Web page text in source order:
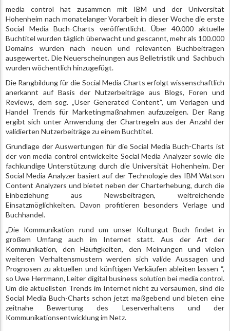
media control hat zusammen mit IBM und der Universität
Hohenheim nach monatelanger Vorarbeit in dieser Woche die erste
Social Media Buch-Charts veröffentlicht. Über 40.000 aktuelle
Buchtitel wurden täglich überwacht und gescannt, mehr als 100.000
Domains wurden nach neuen und relevanten Buchbeiträgen
ausgewertet. Die Neuerscheinungen aus Belletristik und Sachbuch
wurden wöchentlich hinzugefügt.
Die Rangbildung für die Social Media Charts erfolgt wissenschaftlich
anerkannt auf Basis der Nutzerbeiträge aus Blogs, Foren und
Reviews, dem sog. „User Generated Content“, um Verlagen und
Handel Trends für Marketingmaßnahmen aufzuzeigen. Der Rang
ergibt sich unter Anwendung der Chartregeln aus der Anzahl der
validierten Nutzerbeiträge zu einem Buchtitel.
Grundlage der Auswertungen für die Social Media Buch-Charts ist
der von media control entwickelte Social Media Analyzer sowie die
fachkundige Unterstützung durch die Universität Hohenheim. Der
Social Media Analyzer basiert auf der Technologie des IBM Watson
Content Analyzers und bietet neben der Charterhebung, durch die
Einbeziehung aus Newsbeiträgen, weitreichende
Einsatzmöglichkeiten. Davon profitieren besonders Verlage und
Buchhandel.
„Die Kommunikation rund um unser Kulturgut Buch findet in
großem Umfang auch im Internet statt. Aus der Art der
Kommunikation, den Häufigkeiten, den Meinungen und vielen
weiteren Verhaltensmustern werden sich valide Aussagen und
Prognosen zu aktuellen und künftigen Verkäufen ableiten lassen “,
so Uwe Herrmann, Leiter digital business solution bei media control.
Um die aktuellsten Trends im Internet nicht zu versäumen, sind die
Social Media Buch-Charts schon jetzt maßgebend und bieten eine
zeitnahe Bewertung des Leserverhaltens und der
Kommunikationsentwicklung im Netz.